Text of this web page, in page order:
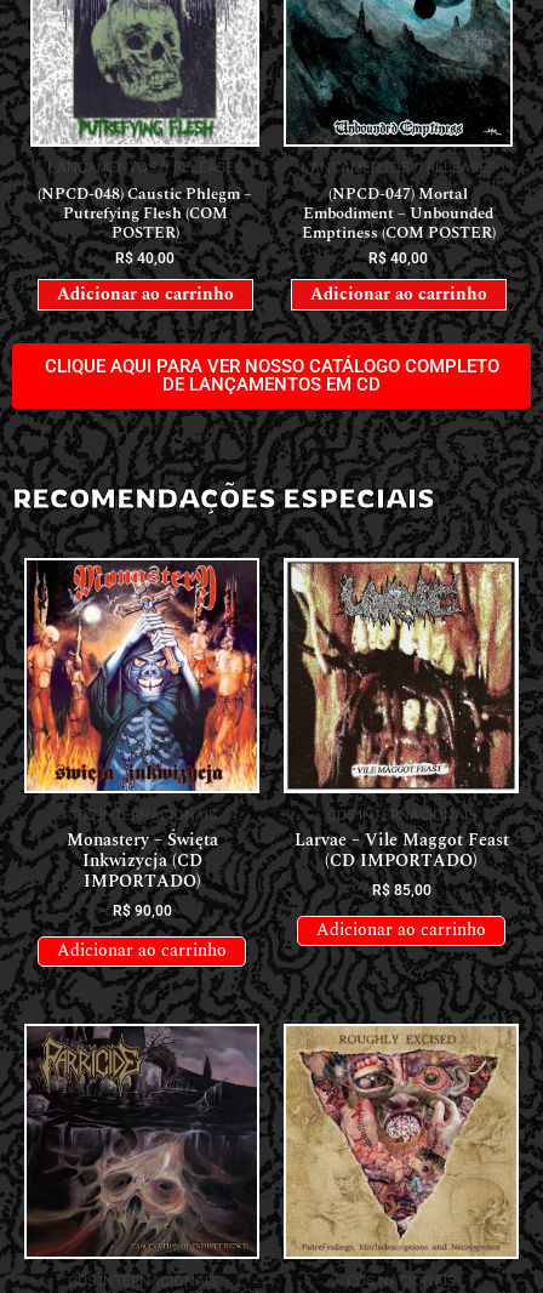
LANÇAMENTOS // RELEASES
(NPCD-048) Caustic Phlegm –
Putrefying Flesh (COM
POSTER)
R$ 40,00
Adicionar ao carrinho
LANÇAMENTOS // RELEASES
(NPCD-047) Mortal
Embodiment – Unbounded
Emptiness (COM POSTER)
R$40,00
Adicionar ao carrinho
CLIQUE AQUI PARA VER NOSSO CATÁLOGO COMPLETO
DE LANÇAMENTOS EM CD
RECOMENDAÇÕES ESPECIAIS
CDS INTERNACIONAIS
Monastery – Święta
Inkwizycja (CD
IMPORTADO)
R$90,00
Adicionar ao carrinho
CDS INTERNACIONAIS
Larvae – Vile Maggot Feast
(CD IMPORTADO)
R$85,00
Adicionar ao carrinho
CDS INTERNACIONAIS CDS NACIONAIS